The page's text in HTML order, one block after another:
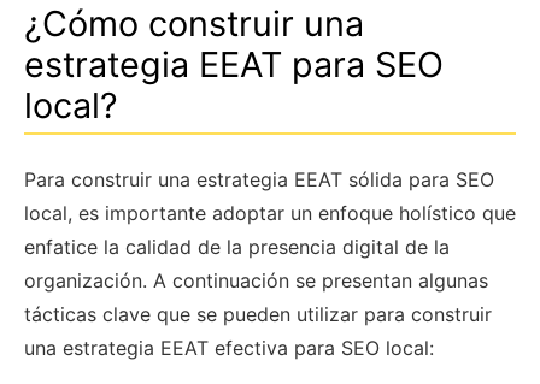
¿Cómo construir una
estrategia EEAT para SEO
local?
Para construir una estrategia EEAT sólida para SEO
local, es importante adoptar un enfoque holístico que
enfatice la calidad de la presencia digital de la
organización. A continuación se presentan algunas
tácticas clave que se pueden utilizar para construir
una estrategia EEAT efectiva para SEO local: